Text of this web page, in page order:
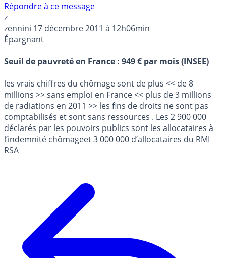
Répondre à ce message
z
zennini 17 décembre 2011 à 12h06min
Épargnant
Seuil de pauvreté en France : 949 € par mois (INSEE)
les vrais chiffres du chômage sont de plus << de 8
millions >> sans emploi en France << plus de 3 millions
de radiations en 2011 >> les fins de droits ne sont pas
comptabilisés et sont sans ressources . Les 2 900 000
déclarés par les pouvoirs publics sont les allocataires à
l’indemnité chômageet 3 000 000 d’allocataires du RMI
RSA